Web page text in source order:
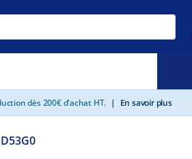
dès 200€ d'achat HT. | En savoir plus